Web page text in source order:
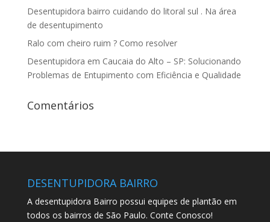
Desentupidora bairro cuidando do litoral sul . Na área
de desentupimento
Ralo com cheiro ruim ? Como resolver
Desentupidora em Caucaia do Alto – SP: Solucionando
Problemas de Entupimento com Eficiência e Qualidade
Comentários
DESENTUPIDORA BAIRRO
A desentupidora Bairro possui equipes de plantão em
todos os bairros de São Paulo. Conte Conosco!